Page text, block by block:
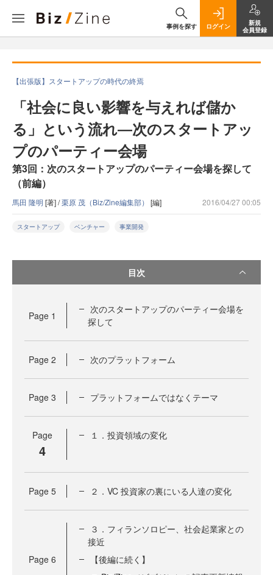
事例を探す ログイン
新規
会員登録
【出張版】スタートアップの時代の終焉
「社会に良い影響を与えれば儲か
る」という流れ―次のスタートアッ
プのパーティー会場
第3回：次のスタートアップのパーティー会場を探して
（前編）
馬田 隆明 [著] /栗原 茂（Biz/Zine編集部） [編] 2016/04/27 00:05
スタートアップ ベンチャー 事業開発
目次
Page 1
次のスタートアップのパーティー会場を
探して
Page 2 次のプラットフォーム
Page 3 プラットフォームではなくテーマ
Page
4
１．投資領域の変化
Page 5 ２．VC 投資家の裏にいる人達の変化
Page 6
３．フィランソロピー、社会起業家との
接近
【後編に続く】